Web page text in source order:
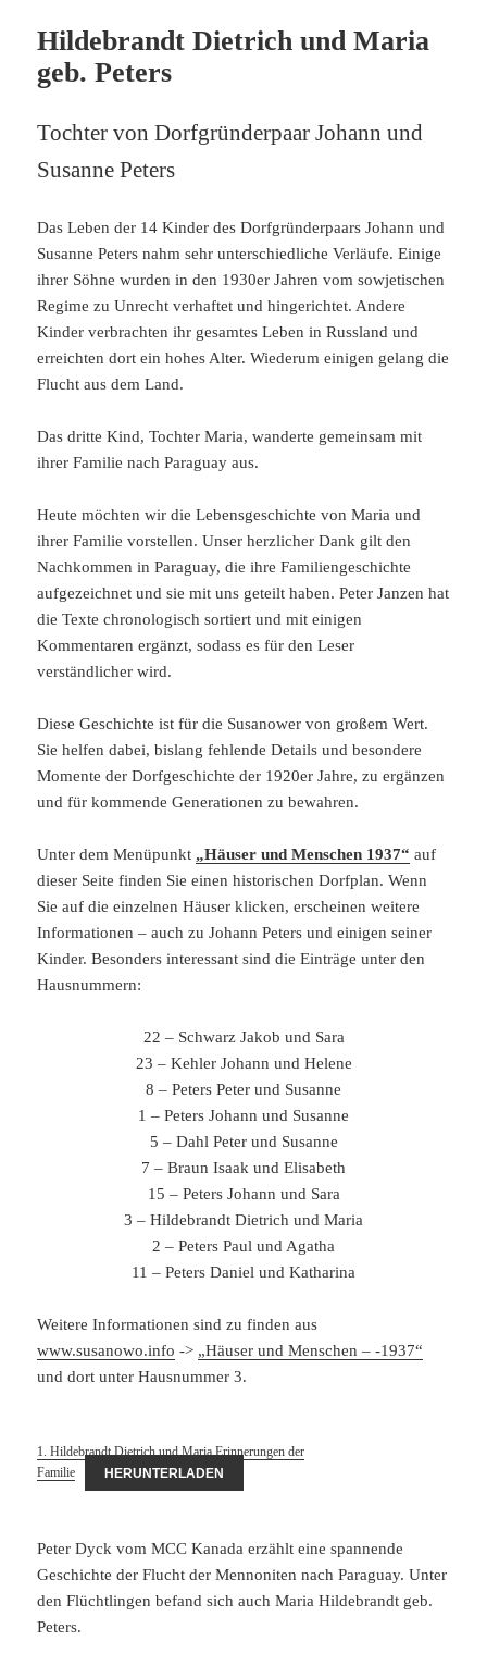
Hildebrandt Dietrich und Maria
geb. Peters
Tochter von Dorfgründerpaar Johann und
Susanne Peters
Das Leben der 14 Kinder des Dorfgründerpaars Johann und
Susanne Peters nahm sehr unterschiedliche Verläufe. Einige
ihrer Söhne wurden in den 1930er Jahren vom sowjetischen
Regime zu Unrecht verhaftet und hingerichtet. Andere
Kinder verbrachten ihr gesamtes Leben in Russland und
erreichten dort ein hohes Alter. Wiederum einigen gelang die
Flucht aus dem Land.
Das dritte Kind, Tochter Maria, wanderte gemeinsam mit
ihrer Familie nach Paraguay aus.
Heute möchten wir die Lebensgeschichte von Maria und
ihrer Familie vorstellen. Unser herzlicher Dank gilt den
Nachkommen in Paraguay, die ihre Familiengeschichte
aufgezeichnet und sie mit uns geteilt haben. Peter Janzen hat
die Texte chronologisch sortiert und mit einigen
Kommentaren ergänzt, sodass es für den Leser
verständlicher wird.
Diese Geschichte ist für die Susanower von großem Wert.
Sie helfen dabei, bislang fehlende Details und besondere
Momente der Dorfgeschichte der 1920er Jahre, zu ergänzen
und für kommende Generationen zu bewahren.
Unter dem Menüpunkt „Häuser und Menschen 1937“ auf
dieser Seite finden Sie einen historischen Dorfplan. Wenn
Sie auf die einzelnen Häuser klicken, erscheinen weitere
Informationen – auch zu Johann Peters und einigen seiner
Kinder. Besonders interessant sind die Einträge unter den
Hausnummern:
22 – Schwarz Jakob und Sara
23 – Kehler Johann und Helene
8 – Peters Peter und Susanne
1 – Peters Johann und Susanne
5 – Dahl Peter und Susanne
7 – Braun Isaak und Elisabeth
15 – Peters Johann und Sara
3 – Hildebrandt Dietrich und Maria
2 – Peters Paul und Agatha
11 – Peters Daniel und Katharina
Weitere Informationen sind zu finden aus
www.susanowo.info -> „Häuser und Menschen – -1937“
und dort unter Hausnummer 3.
1. Hildebrandt Dietrich und Maria Erinnerungen der
Familie
HERUNTERLADEN
Peter Dyck vom MCC Kanada erzählt eine spannende
Geschichte der Flucht der Mennoniten nach Paraguay. Unter
den Flüchtlingen befand sich auch Maria Hildebrandt geb.
Peters.